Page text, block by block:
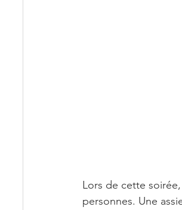
Lors de cette
personnes. Une